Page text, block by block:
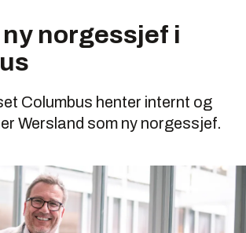
ny norgessjef i
Columbus henter internt og
Wersland som ny norgessjef.